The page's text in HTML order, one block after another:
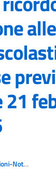
alle
21
Notizie